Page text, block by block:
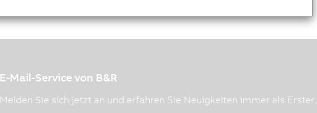
E-Mail-Service von B&R
Melden Sie sich jetzt an und erfahren Sie Neuigkeiten immer als Erster.